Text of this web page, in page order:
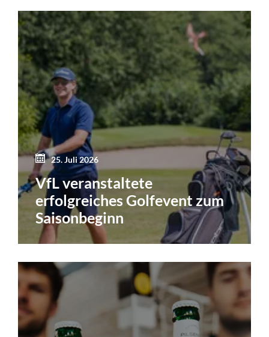
25. Juli 2026
VfL veranstaltete
erfolgreiches Golfevent zum
Saisonbeginn